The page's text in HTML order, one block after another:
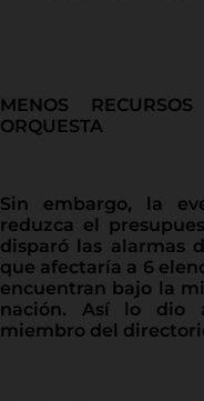
MENOS
ORQUESTA
Sin embargo, la
reduzca el
disparó las alarmas
que afectaría a 6
encuentran bajo la
nación. Así lo dio
miembro del